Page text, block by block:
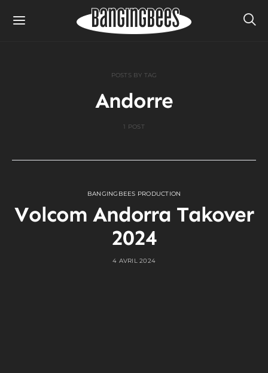
POSTS BY TAG
Andorre
1 POST
BANGINGBEES PRODUCTION
Volcom Andorra Takover
2024
4 AVRIL 2024